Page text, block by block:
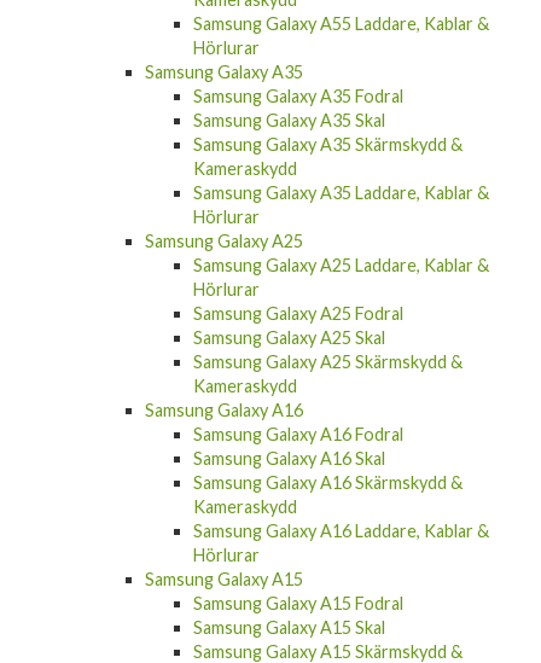
Samsung Galaxy A55 Laddare, Kablar &
Hörlurar
Samsung Galaxy A35
Samsung Galaxy A35 Fodral
Samsung Galaxy A35 Skal
Samsung Galaxy A35 Skärmskydd &
Kameraskydd
Samsung Galaxy A35 Laddare, Kablar &
Hörlurar
Samsung Galaxy A25
Samsung Galaxy A25 Laddare, Kablar &
Hörlurar
Samsung Galaxy A25 Fodral
Samsung Galaxy A25 Skal
Samsung Galaxy A25 Skärmskydd &
Kameraskydd
Samsung Galaxy A16
Samsung Galaxy A16 Fodral
Samsung Galaxy A16 Skal
Samsung Galaxy A16 Skärmskydd &
Kameraskydd
Samsung Galaxy A16 Laddare, Kablar &
Hörlurar
Samsung Galaxy A15
Samsung Galaxy A15 Fodral
Samsung Galaxy A15 Skal
Samsung Galaxy A15 Skärmskydd &